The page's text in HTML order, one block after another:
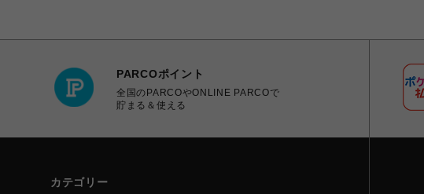
PARCOポイント
全国のPARCOやONLINE PARCOで
貯まる＆使える
カテゴリー